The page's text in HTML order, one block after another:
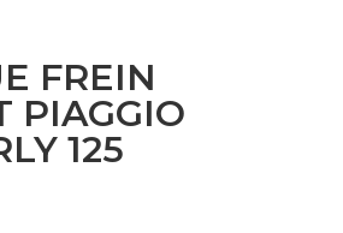
FREIN
PIAGGIO
125